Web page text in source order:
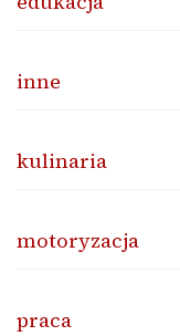
inne
kulinaria
motoryzacja
praca